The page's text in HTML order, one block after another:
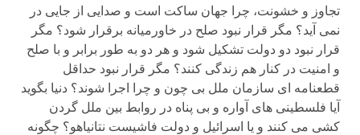
تجاوز و خشونت، چرا جهان ساکت است و صدایی از جایی در
نمی آید؟ مگر قرار نبود صلح در خاورمیانه برقرار شود؟ مگر
قرار نبود دو دولت تشکیل شود و هر دو به طور برابر و با صلح
و امنیت در کنار هم زندگی کنند؟ مگر قرار نبود حداقل
قطعنامه ای سازمان ملل بی چون و چرا اجرا شوند؟ دنیا بگوید
آیا فلسطینی های آواره و بی پناه در روابط بین ملل گردن
کشی می کنند و یا اسرائیل و دولت فاشیست نتانیاهو؟ چگونه